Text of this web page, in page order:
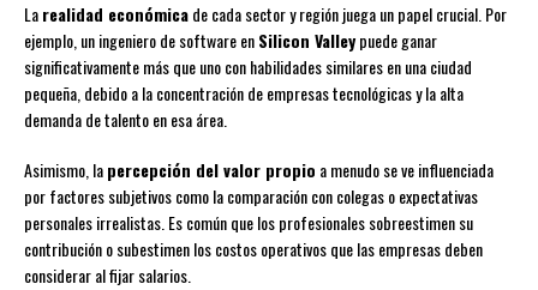
Larealidad económicade cada sector y región juega un papel crucial. Por
ejemplo, un ingeniero de software enSilicon Valleypuede ganar
significativamente más que uno con habilidades similares en una ciudad
pequeña, debido a la concentración de empresas tecnológicas y la alta
demanda de talento en esa área.
Asimismo, lapercepción del valor propio a menudo se ve influenciada
por factores subjetivos como la comparación con colegas o expectativas
personales irrealistas. Es común que los profesionales sobreestimen su
contribución o subestimen los costos operativos que las empresas deben
considerar al fijar salarios.